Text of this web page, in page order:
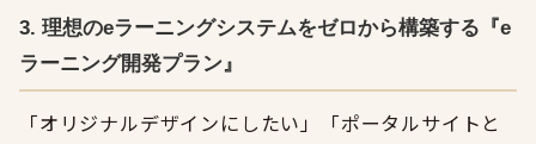
3. 理想のeラーニングシステムをゼロから構築する『e
ラーニング開発プラン』
「オリジナルデザインにしたい」「ポータルサイトと